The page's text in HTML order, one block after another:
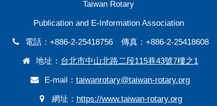
Taiwan Rotary
Publication and E-Information Association
電話：+886-2-25418756 傳真：+886-2-25418608
地址： 台北市中山北路二段115巷43號7樓之1
E-mail： taiwanrotary@taiwan-rotary.org
網址： https://www.taiwan-rotary.org